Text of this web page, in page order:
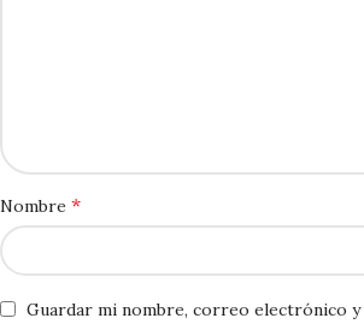
Nombre *
Guardar mi nombre, correo electrónico